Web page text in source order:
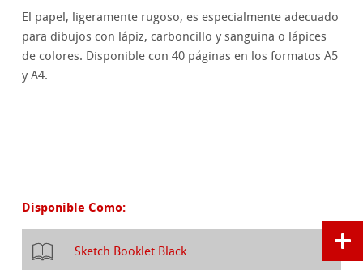
El papel, ligeramente rugoso, es especialmente adecuado
para dibujos con lápiz, carboncillo y sanguina o lápices
de colores. Disponible con 40 páginas en los formatos A5
y A4.
Disponible Como:
Sketch Booklet Black